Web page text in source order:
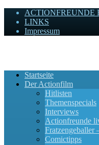
ACTIONFREUNDE
LINKS
Impressum
Startseite
Der Actionfilm
Hitlisten
Themenspecials
Interviews
Actionfreunde
Fratzengeballer
Comictipps